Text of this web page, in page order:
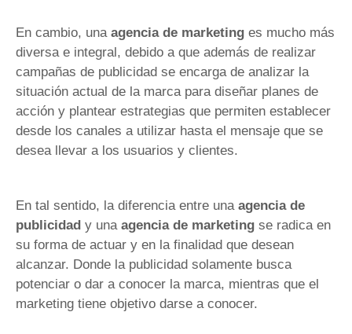
En cambio, una agencia de marketing es mucho más
diversa e integral, debido a que además de realizar
campañas de publicidad se encarga de analizar la
situación actual de la marca para diseñar planes de
acción y plantear estrategias que permiten establecer
desde los canales a utilizar hasta el mensaje que se
desea llevar a los usuarios y clientes.
En tal sentido, la diferencia entre una agencia de
publicidad y una agencia de marketing se radica en
su forma de actuar y en la finalidad que desean
alcanzar. Donde la publicidad solamente busca
potenciar o dar a conocer la marca, mientras que el
marketing tiene objetivo darse a conocer.